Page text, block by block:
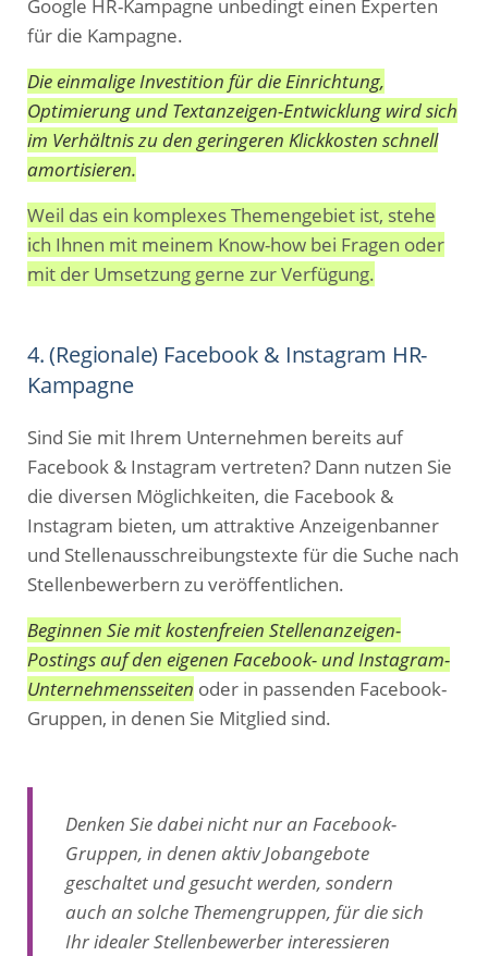
Google HR-Kampagne unbedingt einen Experten
für die Kampagne.
Die einmalige Investition für die Einrichtung,
Optimierung und Textanzeigen-Entwicklung wird sich
im Verhältnis zu den geringeren Klickkosten schnell
amortisieren.
Weil das ein komplexes Themengebiet ist, stehe
ich Ihnen mit meinem Know-how bei Fragen oder
mit der Umsetzung gerne zur Verfügung.
4. (Regionale) Facebook & Instagram HR-
Kampagne
Sind Sie mit Ihrem Unternehmen bereits auf
Facebook & Instagram vertreten? Dann nutzen Sie
die diversen Möglichkeiten, die Facebook &
Instagram bieten, um attraktive Anzeigenbanner
und Stellenausschreibungstexte für die Suche nach
Stellenbewerbern zu veröffentlichen.
Beginnen Sie mit kostenfreien Stellenanzeigen-
Postings auf den eigenen Facebook- und Instagram-
Unternehmensseiten oder in passenden Facebook-
Gruppen, in denen Sie Mitglied sind.
Denken Sie dabei nicht nur an Facebook-
Gruppen, in denen aktiv Jobangebote
geschaltet und gesucht werden, sondern
auch an solche Themengruppen, für die sich
Ihr idealer Stellenbewerber interessieren